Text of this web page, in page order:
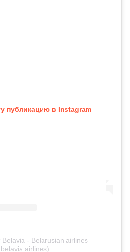
публикацию в Instagram
Belavia - Belarusian airlines